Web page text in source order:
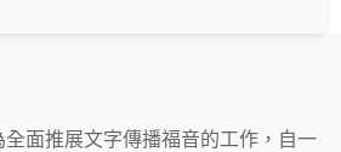
面推展文字傳播福音的工作，自一